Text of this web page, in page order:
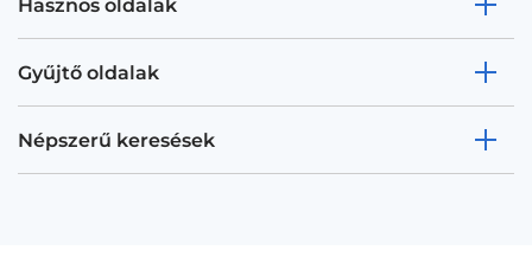
Hasznos oldalak
Gyűjtő oldalak
Népszerű keresések